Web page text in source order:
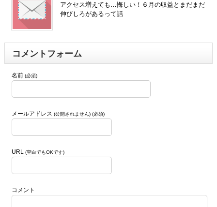
アクセス増えても…悔しい！６月の収益とまだまだ
伸びしろがあるって話
コメントフォーム
名前 (必須)
メールアドレス (公開されません) (必須)
URL (空白でもOKです)
コメント